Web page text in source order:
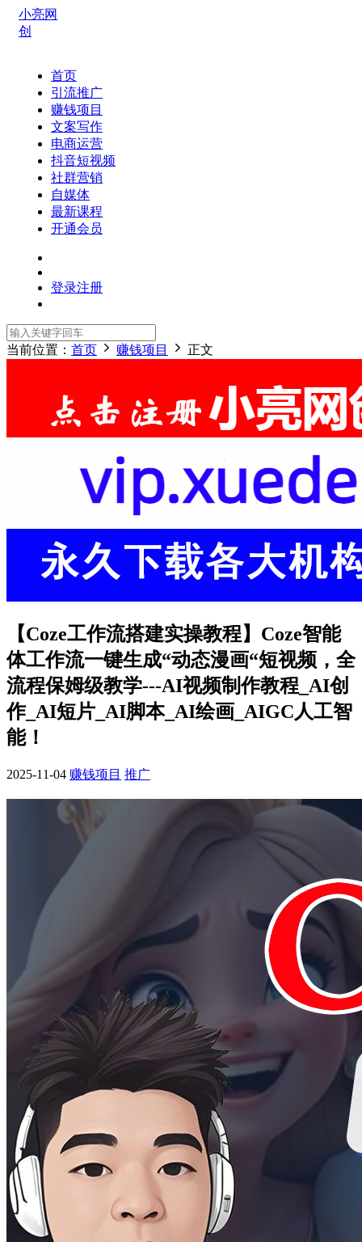
小亮网
创
首页
引流推广
赚钱项目
文案写作
电商运营
抖音短视频
社群营销
自媒体
最新课程
开通会员
登录注册
当前位置： 首页 赚钱项目 正文
【Coze工作流搭建实操教程】Coze智能
体工作流一键生成“动态漫画“短视频，全
流程保姆级教学---AI视频制作教程_AI创
作_AI短片_AI脚本_AI绘画_AIGC人工智
能！
2025-11-04 赚钱项目 推广